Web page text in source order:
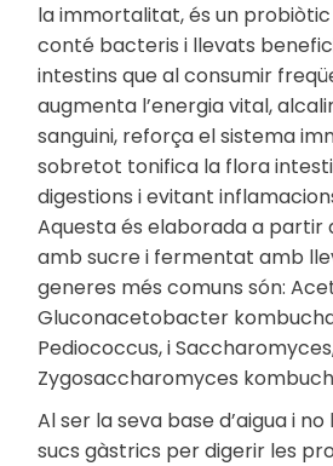
la immortalitat, és un
conté bacteris i llevats
intestins que al consumir
augmenta l’energia vital,
sanguini, reforça el sistema
sobretot tonifica la flora
digestions i evitant
Aquesta és elaborada a partir
amb sucre i fermentat amb
generes més comuns són:
Gluconacetobacter
Pediococcus, i
Zygosaccharomyces
Al ser la seva base d’aigua i no
sucs gàstrics per digerir les